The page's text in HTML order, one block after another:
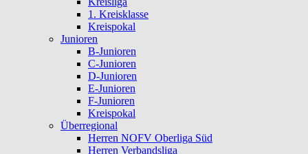
1. Kreisklasse
Kreispokal
Junioren
B-Junioren
C-Junioren
D-Junioren
E-Junioren
F-Junioren
Kreispokal
Überregional
Herren NOFV Oberliga Süd
Herren Verbandsliga